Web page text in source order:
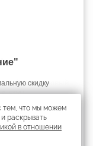
тем, что мы можем
раскрывать
в отношении
Отель».
Отель».
наш новый
SPA!
скидку
то у нас для
наш новый
SPA!